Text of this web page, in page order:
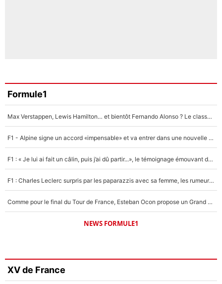
Formule1
Max Verstappen, Lewis Hamilton… et bientôt Fernando Alonso ? Le classement des pilotes les mieux payés en Formule 1 risque de changer !
F1 - Alpine signe un accord «impensable» et va entrer dans une nouvelle dimension : Grande nouvelle pour Pierre Gasly !
F1 : « Je lui ai fait un câlin, puis j’ai dû partir...», le témoignage émouvant de Max Verstappen sur sa fille
F1 : Charles Leclerc surpris par les paparazzis avec sa femme, les rumeurs étaient vraies !
Comme pour le final du Tour de France, Esteban Ocon propose un Grand Prix de Formule 1 à Paris : «Autour de l’Arc de Triomphe, ce serait génial» !
NEWS FORMULE1
XV de France